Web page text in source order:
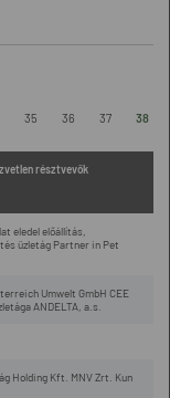
35 36 37 38
résztvevők
eledel előállítás,
üzletág Partner in Pet
Umwelt GmbH CEE
ANDELTA, a.s.
Holding Kft. MNV Zrt. Kun